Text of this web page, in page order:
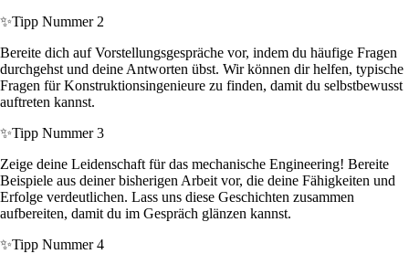
✨Tipp Nummer 2
Bereite dich auf Vorstellungsgespräche vor, indem du häufige Fragen
durchgehst und deine Antworten übst. Wir können dir helfen, typische
Fragen für Konstruktionsingenieure zu finden, damit du selbstbewusst
auftreten kannst.
✨Tipp Nummer 3
Zeige deine Leidenschaft für das mechanische Engineering! Bereite
Beispiele aus deiner bisherigen Arbeit vor, die deine Fähigkeiten und
Erfolge verdeutlichen. Lass uns diese Geschichten zusammen
aufbereiten, damit du im Gespräch glänzen kannst.
✨Tipp Nummer 4